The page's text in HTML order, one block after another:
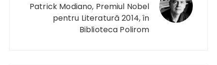
Patrick Modiano, Premiul Nobel
pentru Literatură 2014, în
Biblioteca Polirom